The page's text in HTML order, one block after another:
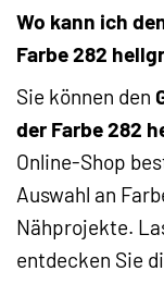
Wo kann ich
Farbe 282
Sie können den
der Farbe 282
Online-Shop
Auswahl an
Nähprojekte.
entdecken Sie